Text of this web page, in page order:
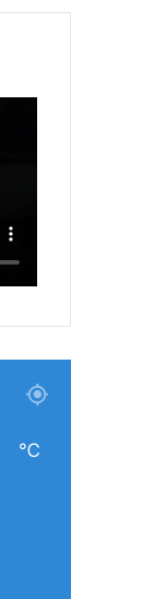
℃